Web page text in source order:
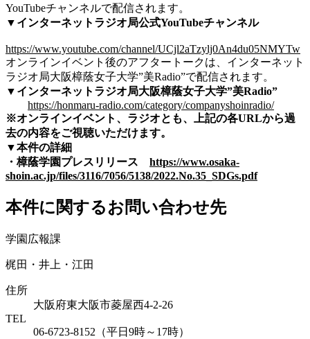
YouTubeチャンネルで配信されます。
▼インターネットラジオ局公式YouTubeチャンネル
https://www.youtube.com/channel/UCjl2aTzylj0An4du05NMYTw
オンラインイベント後のアフタートークは、インターネット
ラジオ局大阪樟蔭女子大学”美Radio”で配信されます。
▼インターネットラジオ局大阪樟蔭女子大学”美Radio”
https://honmaru-radio.com/category/companyshoinradio/
※オンラインイベント、ラジオとも、上記の各URLから過
去の内容をご視聴いただけます。
▼本件の詳細
・樟蔭学園プレスリリース https://www.osaka-
shoin.ac.jp/files/3116/7056/5138/2022.No.35_SDGs.pdf
本件に関するお問い合わせ先
学園広報課
梶田・井上・江田
住所
大阪府東大阪市菱屋西4-2-26
TEL
06-6723-8152（平日9時～17時）